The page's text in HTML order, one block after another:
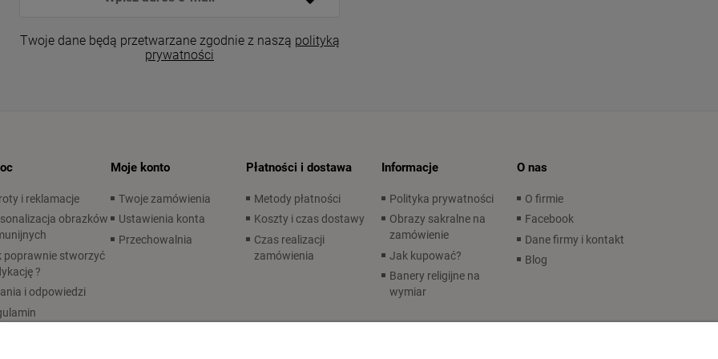
Twoje dane będą przetwarzane zgodnie z naszą polityką
prywatności
i reklamacje
obrazków
poprawnie stworzyć
?
i odpowiedzi
Moje konto
Twoje zamówienia
Ustawienia konta
Przechowalnia
Płatności i dostawa
Metody płatności
Koszty i czas dostawy
Czas realizacji
zamówienia
Informacje
Polityka prywatności
Obrazy sakralne na
zamówienie
Jak kupować?
Banery religijne na
wymiar
O nas
O firmie
Facebook
Dane firmy i kontakt
Blog